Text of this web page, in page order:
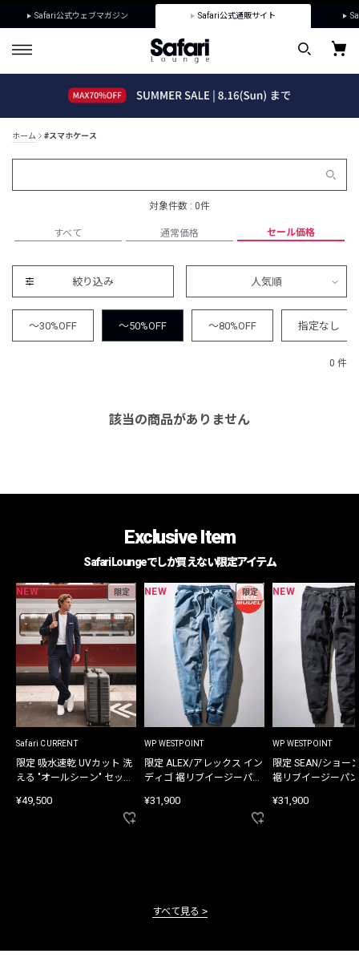
Safari公式ウェブマガジン Safari公式通販サイト
ホーム #スマホケース
対象件数 : 0件
すべて 通常価格 セール価格
絞り込み 人気順
～30%OFF ～50%OFF ～80%OFF 指定なし
0 件
該当の商品がありません
Exclusive Item
Safari Loungeでしか買えない限定アイテム
NEW 限定
Safari CURRENT
限定 吸水速乾 UVカット 洗
える "オールシーン" セット
¥49,500
NEW 限定
WP WESTPOINT
限定 ALEX/アレックス イン
ディゴ 裾リブイージーパン
¥31,900
NEW
WP WESTPOINT
限定 SEAN/ショー
裾リブイージーパ
¥31,900
すべて見る